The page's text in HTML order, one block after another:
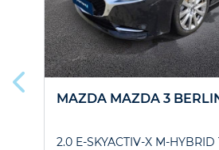
MAZDA MAZDA 3
2.0 E-SKYACTIV-X M-HYBRID